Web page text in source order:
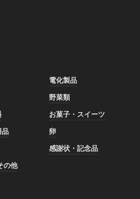
電化製品
野菜類
お菓子・スイーツ
品
卵
感謝状・記念品
の他